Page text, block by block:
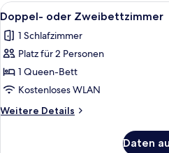
Alle
Fotos
für
Doppel-
oder
Zweibettzimmer
anzeigen
1
Doppel- oder Zweibettzimmer
1 Schlafzimmer
Platz für 2 Personen
1 Queen-Bett
Kostenloses WLAN
Weitere Details
Weitere
Daten